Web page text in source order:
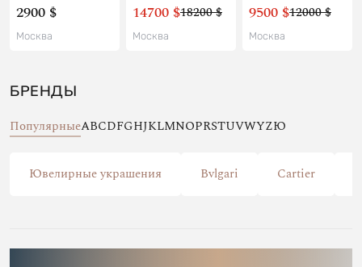
2900 $
Москва
14700 $18200 $
Москва
9500 $12000 $
Москва
БРЕНДЫ
ПопулярныеABCDFGHJKLMNOPRSTUVWYZЮ
Ювелирные украшения Bvlgari Cartier